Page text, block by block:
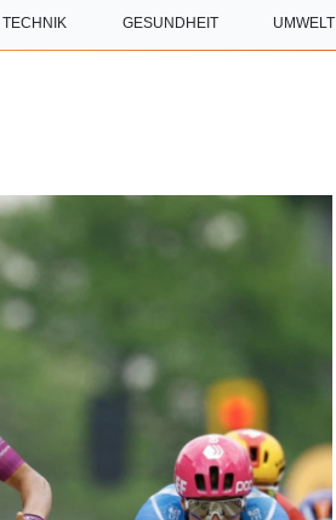
TECHNIK GESUNDHEIT UMWELT